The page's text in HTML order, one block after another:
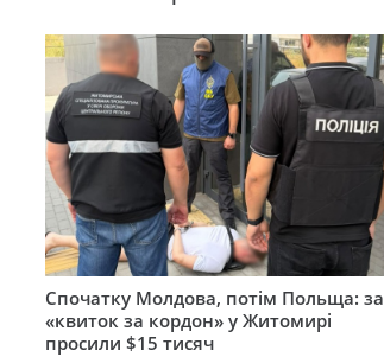
Спочатку Молдова, потім Польща: за
«квиток за кордон» у Житомирі
просили $15 тисяч